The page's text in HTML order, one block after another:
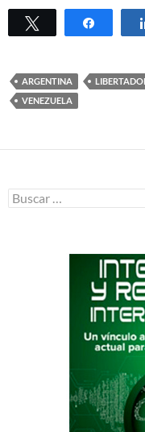
Twittear
ARGENTINA
VENEZUELA
Buscar: